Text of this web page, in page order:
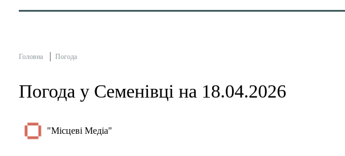
Головна Погода
Погода у Семенівці на 18.04.2026
"Місцеві Медіа"